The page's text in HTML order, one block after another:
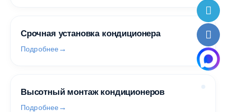
Срочная установка кондиционера
Подробнее
Высотный монтаж кондиционеров
Подробнее